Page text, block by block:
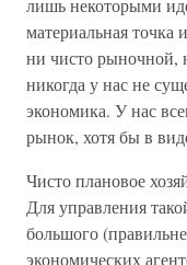
лишь некоторыми
материальная
ни чисто рыночной,
никогда у нас не
экономика. У нас
рынок, хотя бы в
Чисто плановое
Для управления
большого
экономических